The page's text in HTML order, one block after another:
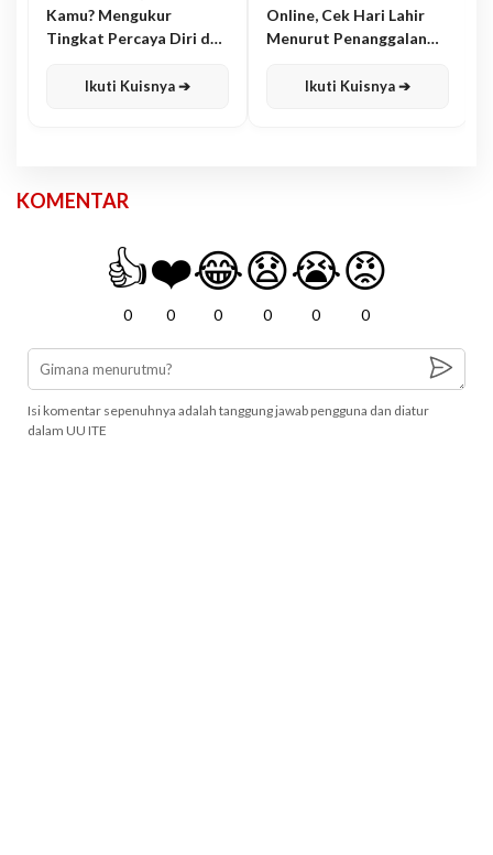
Kamu? Mengukur
Tingkat Percaya Diri dan
Ikuti Kuisnya ➔
Online, Cek Hari Lahir
Menurut Penanggalan
Ikuti Kuisnya ➔
KOMENTAR
👍
0
❤️
0
😂
0
😧
0
😭
0
😡
0
Isi komentar sepenuhnya adalah tanggung jawab pengguna dan diatur
dalam UU ITE